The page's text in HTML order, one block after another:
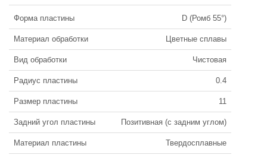
Форма пластины D (Ромб 55°)
Материал обработки Цветные сплавы
Вид обработки Чистовая
Радиус пластины 0.4
Размер пластины 11
Задний угол пластины Позитивная (с задним углом)
Материал пластины Твердосплавные